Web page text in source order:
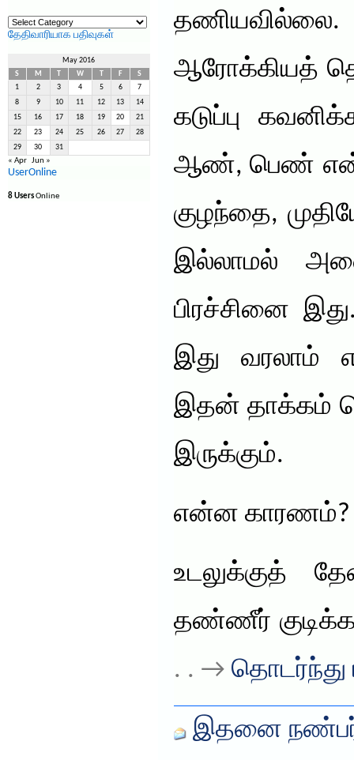
தலைப்புகளில்
தேட
தேதிவாரியாக பதிவுகள்
May 2016
S
M W F
S
1
2 3 4 5 6 7
8 9 10 11 12 13 14
15 16 17 18 19 20 21
22 23 24 25 26 27 28
29 30 31
« Apr Jun »
UserOnline
8 UsersOnline
ஆரோக்கியத்
கடுப்பு
ஆண், பெண் என்ற
குழந்தை,
இல்லாமல்
பிரச்சினை
இது வரலாம்
இதன் தாக்கம்
இருக்கும்.
என்ன காரணம்?
உடலுக்குத்
தண்ணீர்
. . → தொடர்ந்து
இதனை